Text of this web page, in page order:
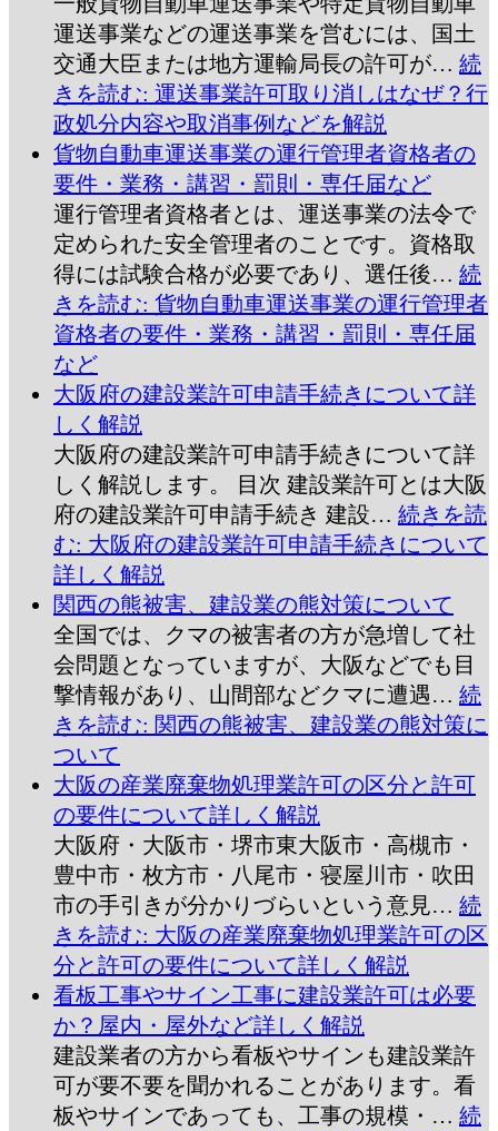
運送事業などの運送事業を営むには、国土
交通大臣または地方運輸局長の許可が… 続
きを読む: 運送事業許可取り消しはなぜ？行
政処分内容や取消事例などを解説
貨物自動車運送事業の運行管理者資格者の
要件・業務・講習・罰則・専任届など
運行管理者資格者とは、運送事業の法令で
定められた安全管理者のことです。資格取
得には試験合格が必要であり、選任後… 続
きを読む: 貨物自動車運送事業の運行管理者
資格者の要件・業務・講習・罰則・専任届
など
大阪府の建設業許可申請手続きについて詳
しく解説
大阪府の建設業許可申請手続きについて詳
しく解説します。 目次 建設業許可とは大阪
府の建設業許可申請手続き 建設… 続きを読
む: 大阪府の建設業許可申請手続きについて
詳しく解説
関西の熊被害、建設業の熊対策について
全国では、クマの被害者の方が急増して社
会問題となっていますが、大阪などでも目
撃情報があり、山間部などクマに遭遇… 続
きを読む: 関西の熊被害、建設業の熊対策に
ついて
大阪の産業廃棄物処理業許可の区分と許可
の要件について詳しく解説
大阪府・大阪市・堺市東大阪市・高槻市・
豊中市・枚方市・八尾市・寝屋川市・吹田
市の手引きが分かりづらいという意見… 続
きを読む: 大阪の産業廃棄物処理業許可の区
分と許可の要件について詳しく解説
看板工事やサイン工事に建設業許可は必要
か？屋内・屋外など詳しく解説
建設業者の方から看板やサインも建設業許
可が要不要を聞かれることがあります。看
板やサインであっても、工事の規模・… 続